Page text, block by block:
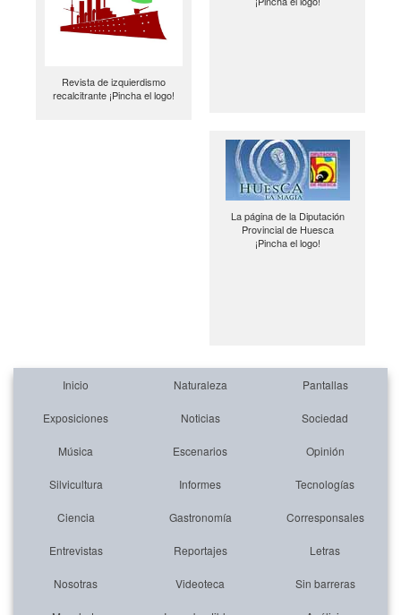
Revista de izquierdismo
recalcitrante ¡Pincha el logo!
La página de la Diputación
Provincial de Huesca
¡Pincha el logo!
Inicio Naturaleza Pantallas
Exposiciones Noticias Sociedad
Música Escenarios Opinión
Silvicultura Informes Tecnologías
Ciencia Gastronomía Corresponsales
Entrevistas Reportajes Letras
Nosotras Videoteca Sin barreras